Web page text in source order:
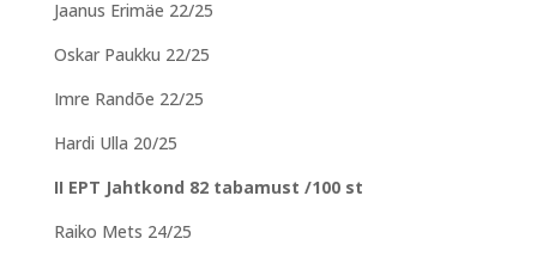
Jaanus Erimäe 22/25
Oskar Paukku 22/25
Imre Randõe 22/25
Hardi Ulla 20/25
II EPT Jahtkond 82 tabamust /100 st
Raiko Mets 24/25